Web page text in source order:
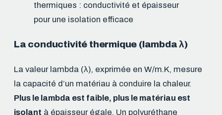
thermiques : conductivité et épaisseur
pour une isolation efficace
La conductivité thermique (lambda λ)
La valeur lambda (λ), exprimée en W/m.K, mesure
la capacité d’un matériau à conduire la chaleur.
Plus le lambda est faible, plus le matériau est
isolant à épaisseur égale. Un polyuréthane